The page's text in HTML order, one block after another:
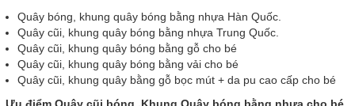
Quây bóng, khung quây bóng bằng nhựa Hàn Quốc.
Quây cũi, khung quây bóng bằng nhựa Trung Quốc.
Quây cũi, khung quây bóng bằng gỗ cho bé
Quây cũi, khung quây bóng bằng vải cho bé
Quây cũi, khung quây bằng gỗ bọc mút + da pu cao cấp cho bé